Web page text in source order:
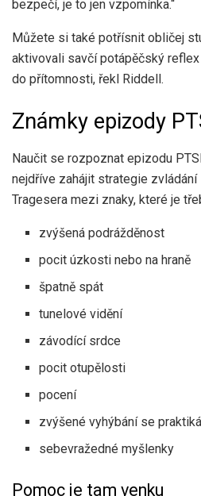
bezpečí, je to jen vzpomínka.“
Můžete si také potřísnit obličej
aktivovali savčí potápěčský
do přítomnosti, řekl Riddell.
Známky epizody
Naučit se rozpoznat epizodu
nejdříve zahájit strategie zvládání
Tragesera mezi znaky, které je
zvýšená podrážděnost
pocit úzkosti nebo na hraně
špatně spát
tunelové vidění
závodící srdce
pocit otupělosti
pocení
zvýšené vyhýbání se
sebevražedné myšlenky
Pomoc je tam venku